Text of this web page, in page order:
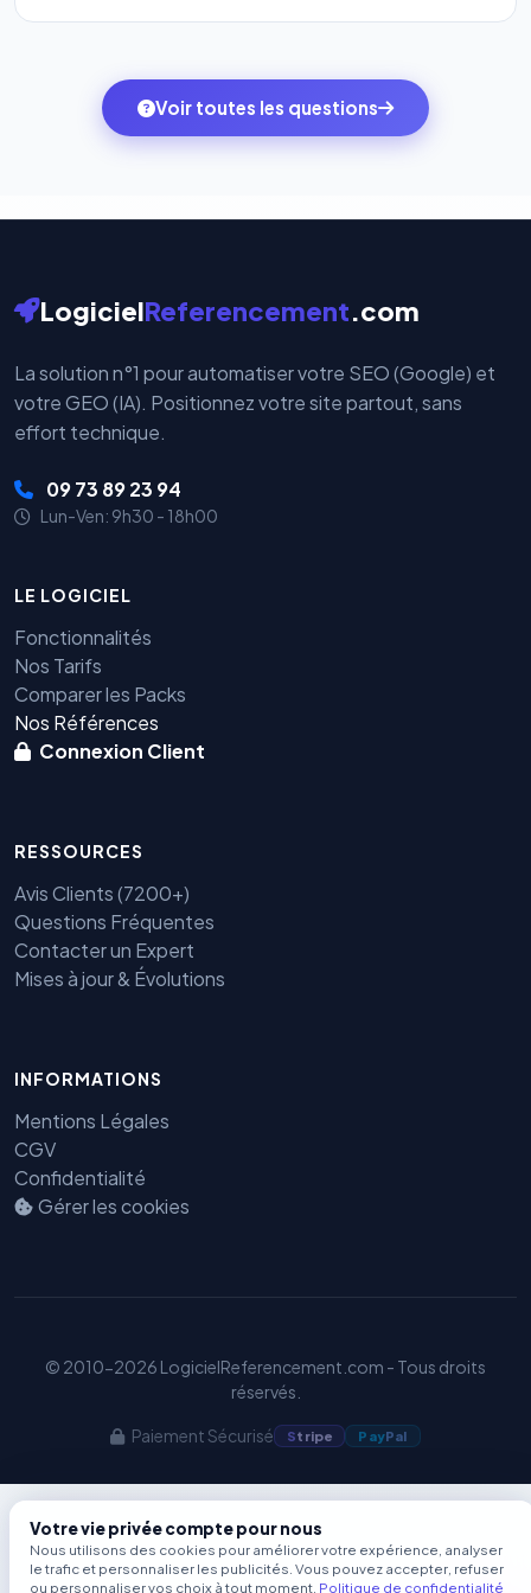
l'onglet« Migrer votre pack »pour basculer en
ambitions du moment — sans perdre vos données ni
votre historique.
monde. Vos données bancaires ne transitent jamais
par nos serveurs — elles sont gérées directement et
Voir toutes les questions
LogicielReferencement.com
La solution n°1 pour automatiser votre SEO (Google) et
votre GEO (IA). Positionnez votre site partout, sans
effort technique.
09 73 89 23 94
Lun-Ven: 9h30 - 18h00
LE LOGICIEL
Fonctionnalités
Nos Tarifs
Comparer les Packs
Nos Références
Connexion Client
RESSOURCES
Avis Clients (7200+)
Questions Fréquentes
Contacter un Expert
Mises à jour & Évolutions
INFORMATIONS
Mentions Légales
CGV
Confidentialité
Gérer les cookies
© 2010-2026 LogicielReferencement.com - Tous droits
réservés.
Paiement Sécurisé Stripe PayPal
Votre vie privée compte pour nous
Nous utilisons des cookies pour améliorer votre expérience, analyser
le trafic et personnaliser les publicités. Vous pouvez accepter, refuser
ou personnaliser vos choix à tout moment. Politique de confidentialité